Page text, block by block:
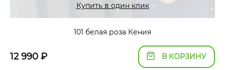
Купить в один клик
101 белая роза Кения
12 990 ₽ В КОРЗИНУ